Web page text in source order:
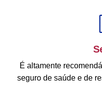
É altamente
seguro de saúde e de